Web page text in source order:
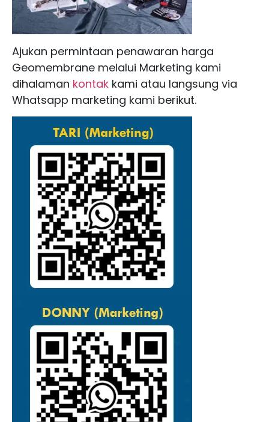
Ajukan permintaan penawaran harga
Geomembrane melalui Marketing kami
dihalaman kontak kami atau langsung via
Whatsapp marketing kami berikut.